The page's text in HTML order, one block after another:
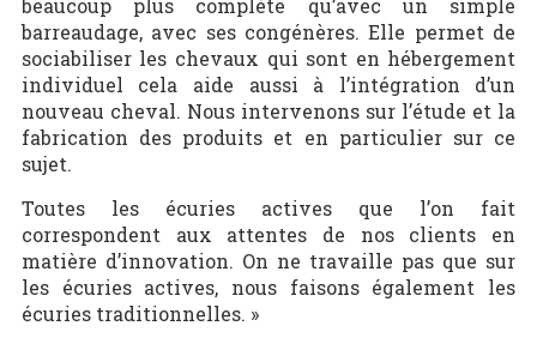
beaucoup plus complète qu’avec un simple
barreaudage, avec ses congénères. Elle permet de
sociabiliser les chevaux qui sont en hébergement
individuel cela aide aussi à l’intégration d’un
nouveau cheval. Nous intervenons sur l’étude et la
fabrication des produits et en particulier sur ce
sujet.
Toutes les écuries actives que l’on fait
correspondent aux attentes de nos clients en
matière d’innovation. On ne travaille pas que sur
les écuries actives, nous faisons également les
écuries traditionnelles. »